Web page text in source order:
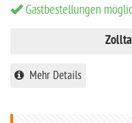
Gastbestellungen
Mehr Details